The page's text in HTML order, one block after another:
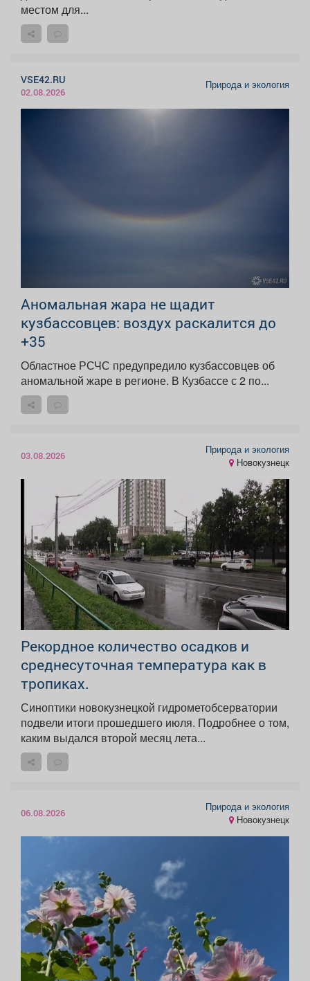
местом для...
VSE42.RU
02.08.2026
Природа и экология
Аномальная жара не щадит
кузбассовцев: воздух раскалится до
+35
Областное РСЧС предупредило кузбассовцев об
аномальной жаре в регионе. В Кузбассе с 2 по...
03.08.2026
Природа и экология
Новокузнецк
Рекордное количество осадков и
среднесуточная температура как в
тропиках.
Синоптики новокузнецкой гидрометобсерватории
подвели итоги прошедшего июля. Подробнее о том,
каким выдался второй месяц лета...
06.08.2026
Природа и экология
Новокузнецк